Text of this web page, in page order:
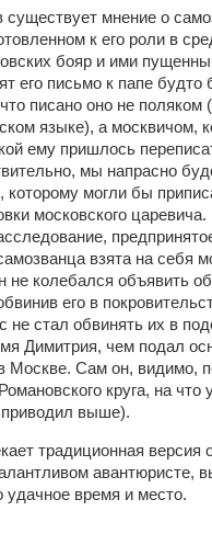
мнение о
к его роли в
бояр и ими
его письмо к папе будто
писано оно не поляком
языке), а москвичом,
ему пришлось
мы напрасно
могли бы
московского
взята на себя
не колебался объявить
его в
стал обвинять их в
Димитрия, чем подал
Москве. Сам он, видимо,
круга, на что
приводил выше).
традиционная версия
авантюристе,
удачное время и место.